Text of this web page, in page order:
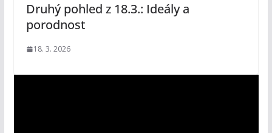
Druhý pohled z 18.3.: Ideály a
porodnost
18. 3. 2026